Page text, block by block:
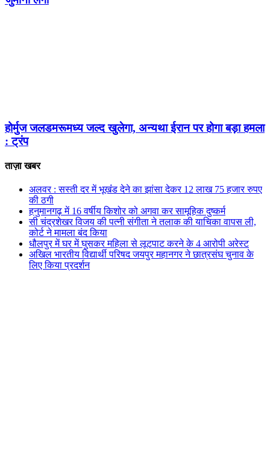
होर्मुज जलडमरूमध्य जल्द खुलेगा, अन्यथा ईरान पर होगा बड़ा हमला
: ट्रंप
ताज़ा खबर
अलवर : सस्ती दर में भूखंंड देने का झांसा देकर 12 लाख 75 हजार रुपए
की ठगी
हनुमानगढ़ में 16 वर्षीय किशोर को अगवा कर सामूहिक दुष्कर्म
सी चंद्रशेखर विजय की पत्नी संगीता ने तलाक की याचिका वापस ली,
कोर्ट ने मामला बंद किया
धौलपुर में घर में घुसकर महिला से लूटपाट करने के 4 आरोपी अरेस्ट
अखिल भारतीय विद्यार्थी परिषद जयपुर महानगर ने छात्रसंघ चुनाव के
लिए किया प्रदर्शन